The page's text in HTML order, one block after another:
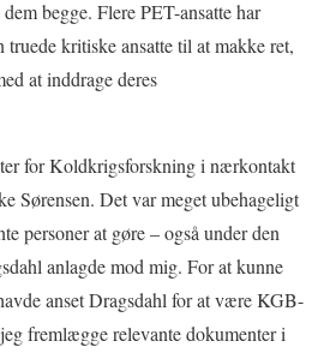
begge. Flere PET-ansatte har
kritiske ansatte til at makke ret,
at inddrage deres
for Koldkrigsforskning i nærkontakt
Sørensen. Det var meget ubehageligt
personer at gøre – også under den
anlagde mod mig. For at kunne
anset Dragsdahl for at være KGB-
fremlægge relevante dokumenter i